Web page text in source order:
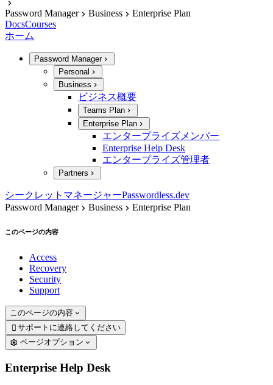
Password Manager Business
Enterprise Plan
DocsCourses
ホーム
Password Manager
Personal
Business
ビジネス概要
Teams Plan
Enterprise Plan
エンタープライズメンバー
Enterprise Help Desk
エンタープライズ管理者
Partners
シークレットマネージャーPasswordless.dev
Password Manager
Business Enterprise Plan
このページの内容
Access
Recovery
Security
Support
このページの内容
 サポートに連絡してください
ページオプション
Enterprise Help Desk